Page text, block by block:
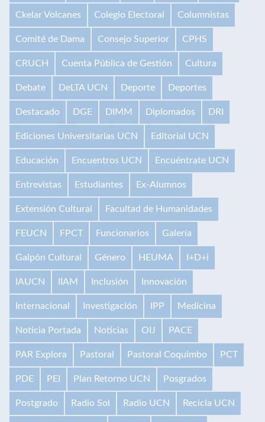
Ckelar Volcanes Colegio Electoral Columnistas
Comité de Dama Consejo Superior CPHS
CRUCH Cuenta Pública de Gestión Cultura
Debate DeLTA UCN Deporte Deportes
Destacado DGE DIMM Diplomados DRI
Ediciones Universitarias UCN Editorial UCN
Educación Encuentros UCN Encuéntrate UCN
Entrevistas Estudiantes Ex-Alumnos
Extensión Cultural Facultad de Humanidades
FEUCN FPCT Funcionarios Galería
Galpón Cultural Género HEUMA I+D+i
IAUCN IIAM Inclusión Innovación
Internacional Investigación IPP Medicina
Noticia Portada Noticias OIJ PACE
PAR Explora Pastoral Pastoral Coquimbo PCT
PDE PEI Plan Retorno UCN Posgrados
Postgrado Radio Sol Radio UCN Recicla UCN